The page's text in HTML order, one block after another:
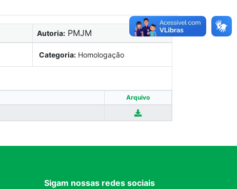
Autoria: PMJM
Categoria: Homologação
Arquivo
Sigam nossas redes sociais